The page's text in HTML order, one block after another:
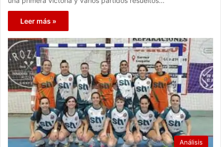
Leer más »
Análisis